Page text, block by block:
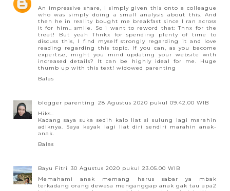
An impressive share, I simply given this onto a colleague
who was simply doing a small analysis about this. And
then he in reality bought me breakfast since I ran across
it for him.. smile. So i want to reword that: Thnx for the
treat! But yeah Thnkx for spending plenty of time to
discuss this, I find myself strongly regarding it and love
reading regarding this topic. If you can, as you become
expertise, might you mind updating your website with
increased details? It can be highly ideal for me. Huge
thumb up with this text! widowed parenting
Balas
blogger parenting
28 Agustus 2020 pukul 09.42.00 WIB
Hiks..
Kadang saya suka sedih kalo liat si sulung lagi marahin
adiknya. Saya kayak lagi liat diri sendiri marahin anak-
anak.
Balas
Bayu Fitri
30 Agustus 2020 pukul 23.05.00 WIB
Memahami anak memang harus sabar ya mbak
terkadang orang dewasa menganggap anak gak tau apa2